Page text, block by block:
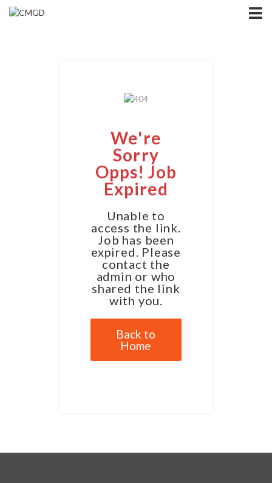
We're
Sorry
Opps! Job
Expired
Unable to
access the link.
Job has been
expired. Please
contact the
admin or who
shared the link
with you.
Back to
Home